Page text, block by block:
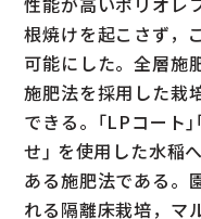
根焼けを起こさず，
可能にした。全層施
施肥法を採用した栽
できる。｢LPコート
せ｣ を使用した水稲
ある施肥法である。
れる隔離床栽培，マ